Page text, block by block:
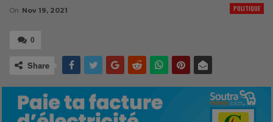
POLITIQUE
On Nov 19, 2021
0
Share